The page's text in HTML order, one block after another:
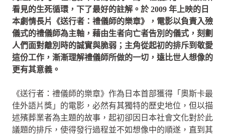
看見的生死循環，下了最好的註解。於 2009 年上映的日
本劇情長片《送行者：禮儀師的樂章》，電影以負責入殮
儀式的禮儀師為主軸，藉由生者向亡者告別的儀式，刻劃
人們面對離別時的誠實與脆弱；主角從起初的排斥到敬愛
這份工作，漸漸理解禮儀師所做的一切，遠比世人想像的
更有其意義。
《送行者：禮儀師的樂章》作為日本首部獲得「奧斯卡最
佳外語片獎」的電影，必然有其獨特的歷史地位，但以描
述殯葬業者為主題的故事，起初卻因日本社會文化對於此
議題的排斥，使得發行過程並不如想像中的順遂，直到其